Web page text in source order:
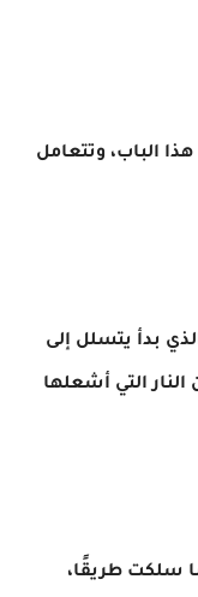
هذا الباب، وتتعامل
بدأ يتسلل إلى
التي أشعلها
سلكت طريقًا،